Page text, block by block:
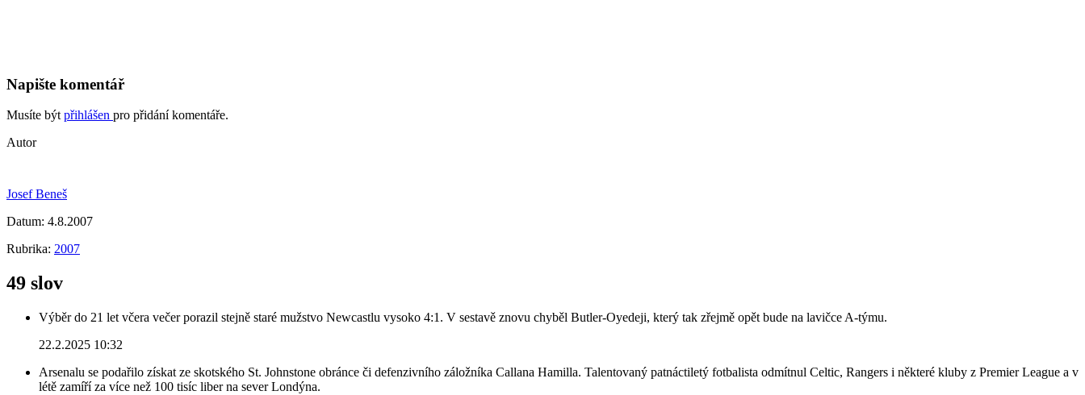
Napište komentář
Musíte být přihlášen pro přidání komentáře.
Autor
Josef Beneš
Datum: 4.8.2007
Rubrika: 2007
49 slov
Výběr do 21 let včera večer porazil stejně staré mužstvo Newcastlu vysoko 4:1. V sestavě znovu chyběl Butler-Oyedeji, který tak zřejmě opět bude na lavičce A-týmu.
22.2.2025 10:32
Arsenalu se podařilo získat ze skotského St. Johnstone obránce či defenzivního záložníka Callana Hamilla. Talentovaný patnáctiletý fotbalista odmítnul Celtic, Rangers i některé kluby z Premier League a v
létě zamíří za více než 100 tisíc liber na sever Londýna.